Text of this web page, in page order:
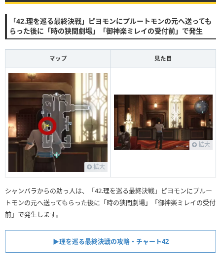
「42.理を巡る最終決戦」ピヨモンにプルートモンの元へ送っても
らった後に「時の狭間劇場」「御神楽ミレイの受付前」で発生
マップ 見た目
拡大
拡大
シャンバラからの助っ人は、「42.理を巡る最終決戦」ピヨモンにプルー
トモンの元へ送ってもらった後に「時の狭間劇場」「御神楽ミレイの受付
前」で発生します。
▶︎理を巡る最終決戦の攻略・チャート42